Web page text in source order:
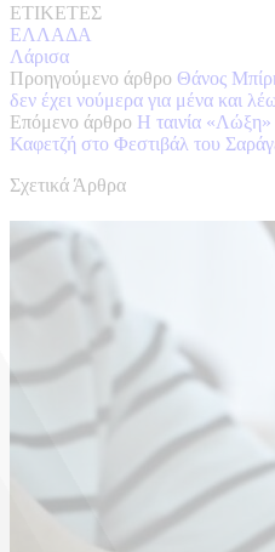
ΕΤΙΚΕΤΕΣ
ΕΛΛΑΔΑ
Λάρισα
Προηγούμενο άρθρο Θάνος
δεν έχει νούμερα για μένα και
Επόμενο άρθρο Η ταινία
Καφετζή στο Φεστιβάλ του
Σχετικά Άρθρα